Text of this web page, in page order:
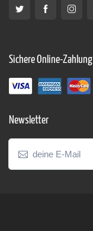
Sichere Online-Zahlung
Newsletter